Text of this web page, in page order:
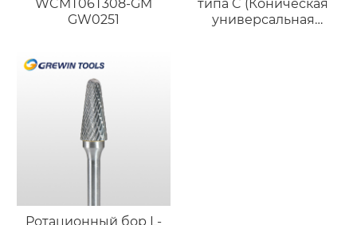
WCMT06T308-GM
GW0251
типа C (Коническая
универсальная
Ротационный бор L-